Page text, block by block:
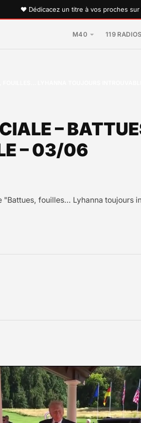
♥ Dédicacez un titre à vos proches sur
M40 119
–
– 03/06
"Battues, fouilles… Lyhanna